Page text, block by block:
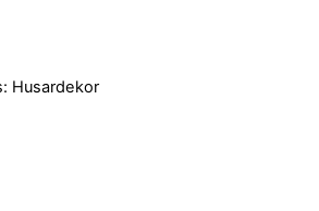
Husardekor